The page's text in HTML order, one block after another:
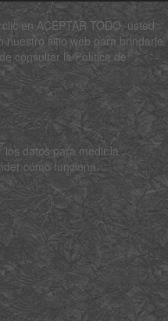
en ACEPTAR TODO, usted
nuestro sitio web para brindarle
consultar la Política de
datos para medir la
cómo funciona.